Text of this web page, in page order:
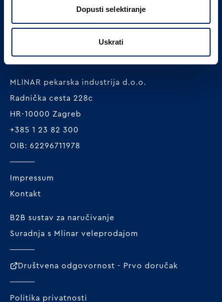
Dopusti selektiranje
Uskrati
MLINAR pekarska industrija d.o.o.
Radnička cesta 228c
HR-10000 Zagreb
+385 1 23 82 300
OIB: 62296711978
Impressum
Kontakt
B2B sustav za naručivanje
Suradnja s Mlinar veleprodajom
Društvena odgovornost - Prvo doručak
Politika privatnosti